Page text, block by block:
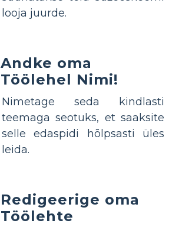
looja juurde.
Andke oma
Töölehel Nimi!
Nimetage seda kindlasti
teemaga seotuks, et saaksite
selle edaspidi hõlpsasti üles
leida.
Redigeerige oma
Töölehte